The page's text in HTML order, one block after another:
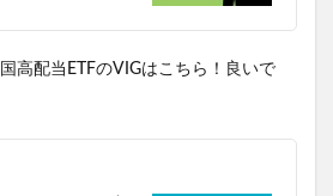
高配当ETFのVIGはこちら！良いで